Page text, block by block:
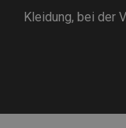
Kleidung, bei der